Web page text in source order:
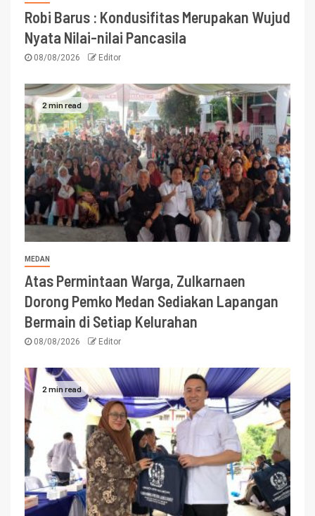
Robi Barus : Kondusifitas Merupakan Wujud
Nyata Nilai-nilai Pancasila
08/08/2026 Editor
2 min read
MEDAN
Atas Permintaan Warga, Zulkarnaen
Dorong Pemko Medan Sediakan Lapangan
Bermain di Setiap Kelurahan
08/08/2026 Editor
2 min read